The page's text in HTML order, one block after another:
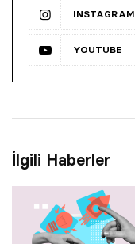
INSTAGRAM
YOUTUBE
İlgili Haberler